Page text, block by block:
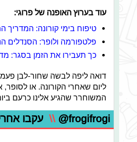
עוד בערוץ האופנה של פרוגי:
טיפוח בימי קורונה: המדריך
פלטפורמה ולופר: הסנדלים
כך תעבירו את הזמן בסגר:
דואה ליפה לבשה שחור-לבן
ליום שאחרי הקורונה. או
המשוחרר שהגיע אלינו כרעם
@frogifrogi
\\ עקבו